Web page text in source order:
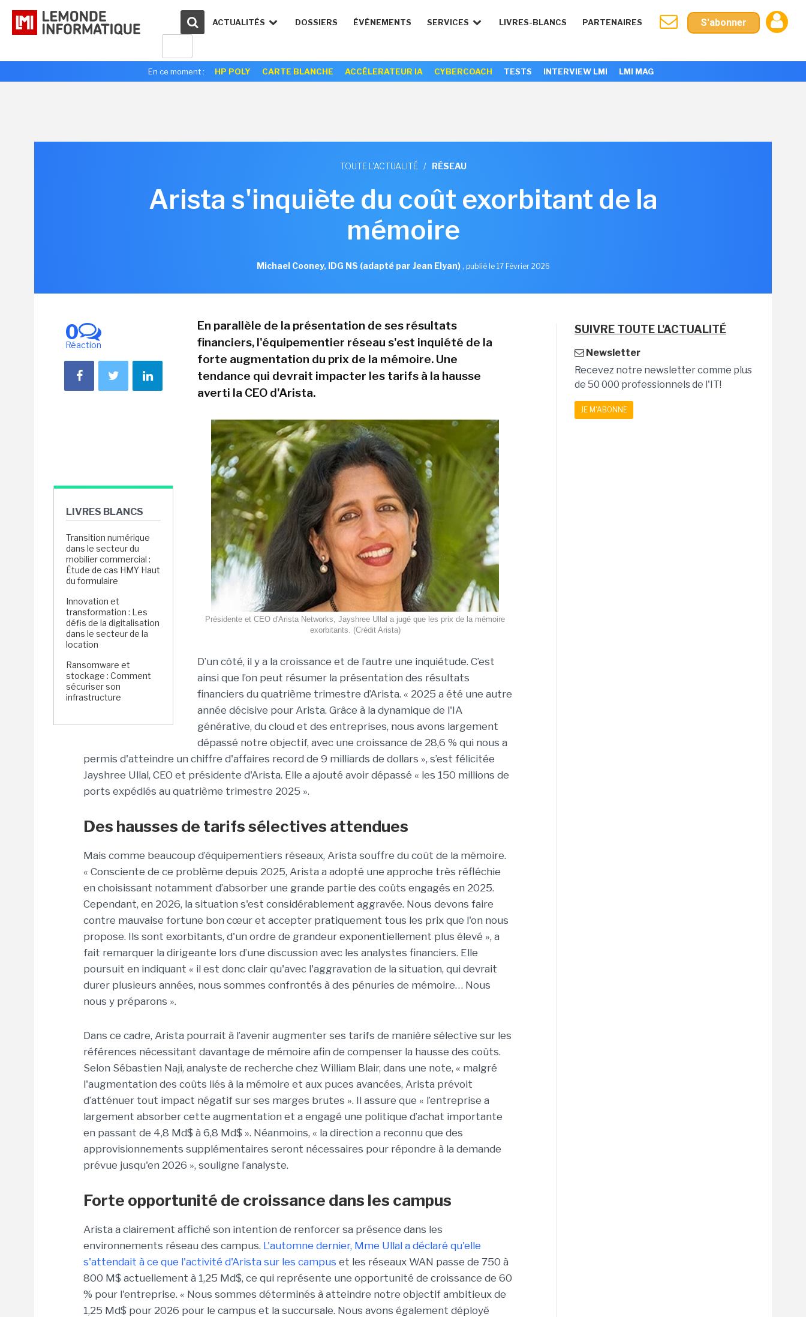
ACTUALITÉS DOSSIERS ÉVÉNEMENTS SERVICES LIVRES-BLANCS PARTENAIRES S'abonner
En ce moment : HP POLY CARTE BLANCHE ACCÉLERATEUR IA CYBERCOACH TESTS INTERVIEW LMI LMI MAG
TOUTE L'ACTUALITÉ / RÉSEAU
Arista s'inquiète du coût exorbitant de la
mémoire
Michael Cooney, IDG NS (adapté par Jean Elyan), publié le 17 Février 2026
0
Réaction
LIVRES BLANCS
Transition numérique
dans le secteur du
mobilier commercial :
Étude de cas HMY Haut
du formulaire
Innovation et
transformation : Les
défis de la digitalisation
dans le secteur de la
location
Ransomware et
stockage : Comment
sécuriser son
infrastructure
En parallèle de la présentation de ses résultats
financiers, l'équipementier réseau s'est inquiété de la
forte augmentation du prix de la mémoire. Une
tendance qui devrait impacter les tarifs à la hausse
averti la CEO d'Arista.
Présidente et CEO d'Arista Networks, Jayshree Ullal a jugé que les prix de la mémoire
exorbitants. (Crédit Arista)
D’un côté, il y a la croissance et de l’autre une inquiétude. C’est
ainsi que l’on peut résumer la présentation des résultats
financiers du quatrième trimestre d’Arista. « 2025 a été une autre
année décisive pour Arista. Grâce à la dynamique de l'IA
générative, du cloud et des entreprises, nous avons largement
dépassé notre objectif, avec une croissance de 28,6 % qui nous a
permis d'atteindre un chiffre d'affaires record de 9 milliards de dollars », s’est félicitée
Jayshree Ullal, CEO et présidente d'Arista. Elle a ajouté avoir dépassé « les 150 millions de
ports expédiés au quatrième trimestre 2025 ».
Des hausses de tarifs sélectives attendues
Mais comme beaucoup d’équipementiers réseaux, Arista souffre du coût de la mémoire.
« Consciente de ce problème depuis 2025, Arista a adopté une approche très réfléchie
en choisissant notamment d’absorber une grande partie des coûts engagés en 2025.
Cependant, en 2026, la situation s'est considérablement aggravée. Nous devons faire
contre mauvaise fortune bon cœur et accepter pratiquement tous les prix que l'on nous
propose. Ils sont exorbitants, d'un ordre de grandeur exponentiellement plus élevé », a
fait remarquer la dirigeante lors d’une discussion avec les analystes financiers. Elle
poursuit en indiquant « il est donc clair qu'avec l'aggravation de la situation, qui devrait
durer plusieurs années, nous sommes confrontés à des pénuries de mémoire… Nous
nous y préparons ».
Dans ce cadre, Arista pourrait à l’avenir augmenter ses tarifs de manière sélective sur les
références nécessitant davantage de mémoire afin de compenser la hausse des coûts.
Selon Sébastien Naji, analyste de recherche chez William Blair, dans une note, « malgré
l'augmentation des coûts liés à la mémoire et aux puces avancées, Arista prévoit
d’atténuer tout impact négatif sur ses marges brutes ». Il assure que « l’entreprise a
largement absorber cette augmentation et a engagé une politique d’achat importante
en passant de 4,8 Md$ à 6,8 Md$ ». Néanmoins, « la direction a reconnu que des
approvisionnements supplémentaires seront nécessaires pour répondre à la demande
prévue jusqu'en 2026 », souligne l’analyste.
Forte opportunité de croissance dans les campus
Arista a clairement affiché son intention de renforcer sa présence dans les
environnements réseau des campus. L'automne dernier, Mme Ullal a déclaré qu'elle
s'attendait à ce que l'activité d'Arista sur les campus et les réseaux WAN passe de 750 à
800 M$ actuellement à 1,25 Md$, ce qui représente une opportunité de croissance de 60
% pour l'entreprise. « Nous sommes déterminés à atteindre notre objectif ambitieux de
1,25 Md$ pour 2026 pour le campus et la succursale. Nous avons également déployé
SUIVRE TOUTE L'ACTUALITÉ
Newsletter
Recevez notre newsletter comme plus
de 50 000 professionnels de l'IT!
JE M'ABONNE